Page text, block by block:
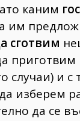
каним
им
сготвим
приготвим
случаи) и
изберем
да се